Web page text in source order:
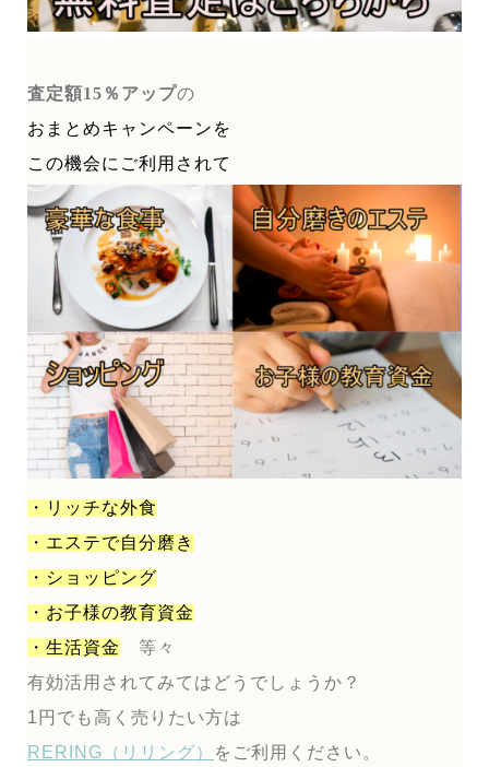
査定額15％アップの
おまとめキャンペーンを
この機会にご利用されて
・リッチな外食
・エステで自分磨き
・ショッピング
・お子様の教育資金
・生活資金
等々
有効活用されてみてはどうでしょうか？
1円でも高く売りたい方は
RERING（リリング）
をご利用ください。